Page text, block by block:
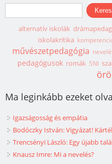
Keresés űrlap
Keresés
alternatív iskolák
iskolakritika
művészetpedagógia
pedagógusok romák SNI
Ma leginkább ezeket
Igazságosság és empátia
Bodóczky István: Vigyázat!
Trencsényi László: Egy újabb
Knausz Imre: Mi a nevelés?